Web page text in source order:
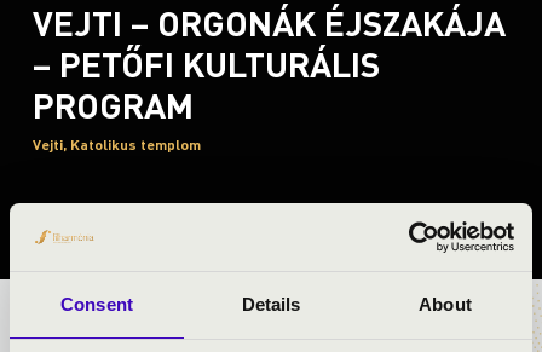
Consent Details About
VEJTI – ORGONÁK ÉJSZAKÁJA
– PETŐFI KULTURÁLIS
PROGRAM
Vejti, Katolikus templom
BÉRLET- ÉS JEGYÁRAK